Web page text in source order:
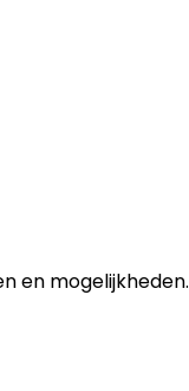
en mogelijkheden.